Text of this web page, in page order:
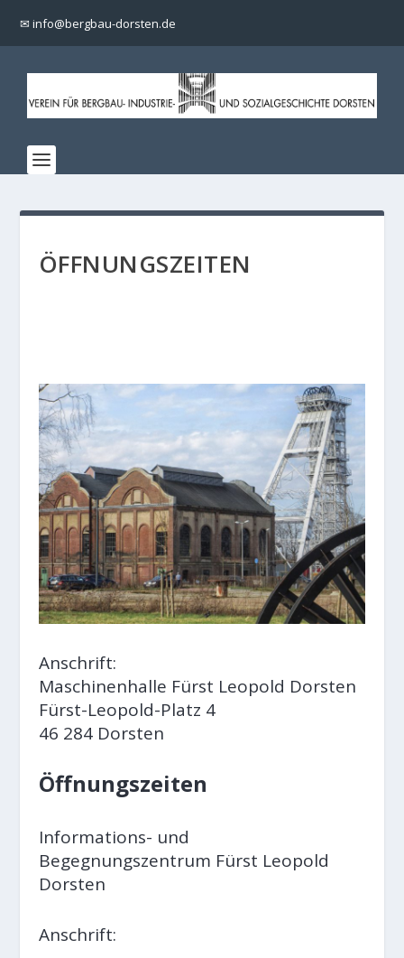
✉ info@bergbau-dorsten.de
ÖFFNUNGSZEITEN
Anschrift:
Maschinenhalle Fürst Leopold Dorsten
Fürst-Leopold-Platz 4
46 284 Dorsten
Öffnungszeiten
Informations- und
Begegnungszentrum Fürst Leopold
Dorsten
Anschrift: